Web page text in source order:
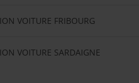
VOITURE FRIBOURG
VOITURE SARDAIGNE